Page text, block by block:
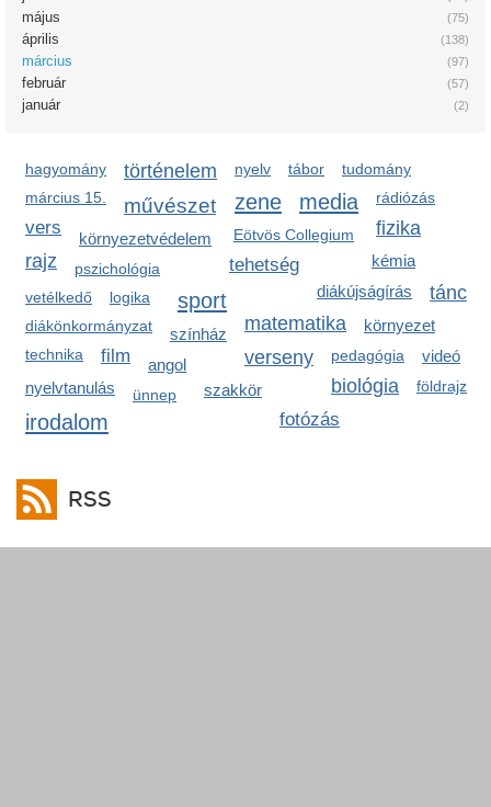
(75)
május
(138)
április
(97)
március
(57)
február
(2)
január
hagyomány történelem nyelv tábor
tudomány
március 15.
zene media rádiózás
művészet
vers fizika
Eötvös Collegium
környezetvédelem
kémia
tehetség
rajz pszichológia
diákújságírás
sport
vetélkedő
matematika
tánc
diákönkormányzat környezet
logika
színház
technika verseny
film pedagógia videó
angol
biológia
nyelvtanulás szakkör földrajz
ünnep
irodalom fotózás
RSS